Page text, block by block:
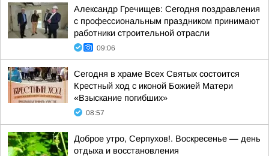
Александр Гречищев: Сегодня поздравления
с профессиональным праздником принимают
работники строительной отрасли
09:06
Сегодня в храме Всех Святых состоится
Крестный ход с иконой Божией Матери
«Взыскание погибших»
08:57
Доброе утро, Серпухов!. Воскресенье — день
отдыха и восстановления